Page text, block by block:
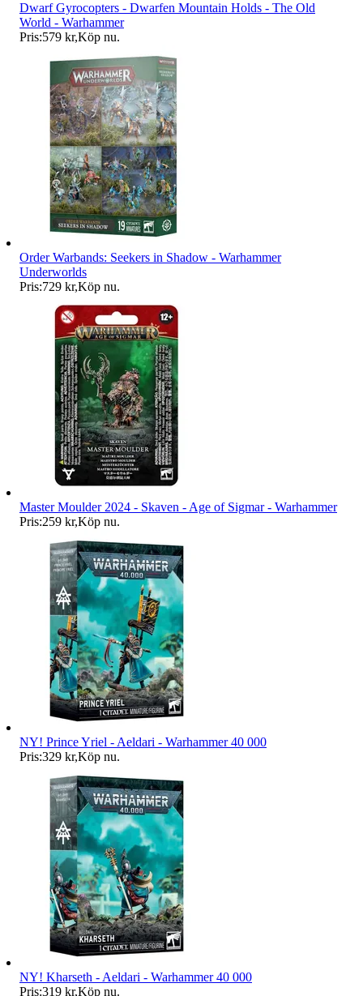
Dwarf Gyrocopters - Dwarfen Mountain Holds - The Old
World - Warhammer
Pris:579 kr,Köp nu.
Order Warbands: Seekers in Shadow - Warhammer
Underworlds
Pris:729 kr,Köp nu.
Master Moulder 2024 - Skaven - Age of Sigmar - Warhammer
Pris:259 kr,Köp nu.
NY! Prince Yriel - Aeldari - Warhammer 40 000
Pris:329 kr,Köp nu.
NY! Kharseth - Aeldari - Warhammer 40 000
Pris:319 kr,Köp nu.